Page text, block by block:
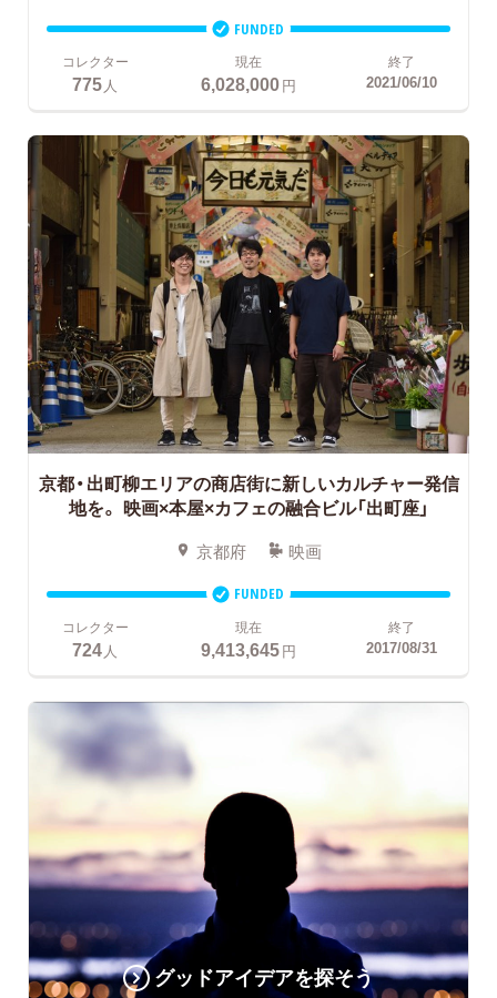
FUNDED
コレクター
775人
現在
6,028,000円
終了
2021/06/10
京都・出町柳エリアの商店街に新しいカルチャー発信
地を。 映画×本屋×カフェの融合ビル「出町座」
京都府 映画
FUNDED
コレクター
724 人
現在
9,413,645円
終了
2017/08/31
グッドアイデアを探そう